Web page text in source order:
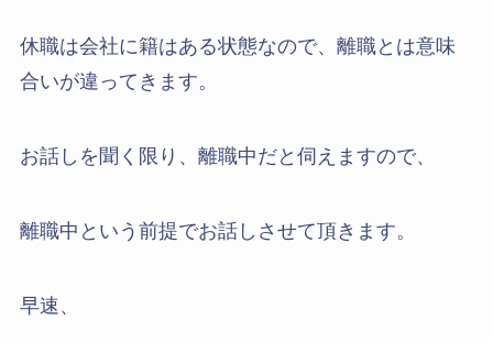
休職は会社に籍はある状態なので、離職とは意味
合いが違ってきます。
お話しを聞く限り、離職中だと伺えますので、
離職中という前提でお話しさせて頂きます。
早速、